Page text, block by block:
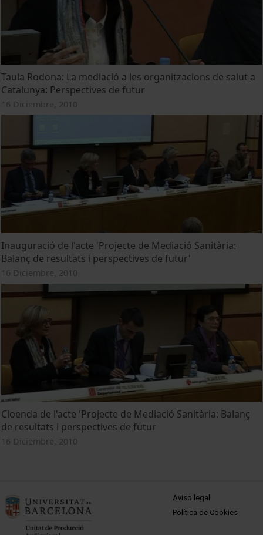
Taula Rodona: La mediació a les organitzacions de salut a
Catalunya: Perspectives de futur
16 Diciembre, 2010
Inauguració de l'acte 'Projecte de Mediació Sanitària:
Balanç de resultats i perspectives de futur'
16 Diciembre, 2010
Cloenda de l'acte 'Projecte de Mediació Sanitària: Balanç
de resultats i perspectives de futur
16 Diciembre, 2010
MENÚ PEU 1
Aviso legal
Política de Cookies